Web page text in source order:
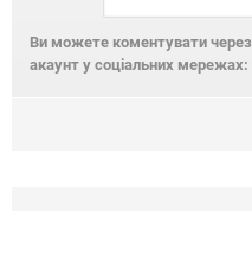
Ви можете коментувати через
акаунт у соціальних мережах: